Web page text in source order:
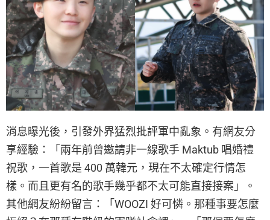
消息曝光後，引發外界猛烈批評軍中亂象。有網友分
享經驗：「兩年前曾邀請非一線歌手 Maktub 唱婚禮
祝歌，一首歌是 400 萬韓元，現在不太確定行情怎
樣。而且更有名的歌手幾乎都不太可能直接接案」。
其他網友紛紛留言：「WOOZI 好可憐。那種事要怎麼